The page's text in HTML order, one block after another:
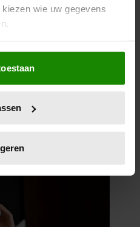
wie uw gegevens
ook graag:
over uw geografische
nauwkeurig kan zijn
(fingerprinting)
in het
en advertenties te
social media te bieden